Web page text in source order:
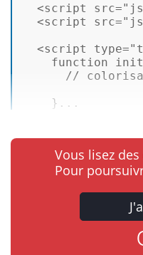
<script src=
<script src=
<script type=
function
init
//
}...
Vous lisez des
Pour